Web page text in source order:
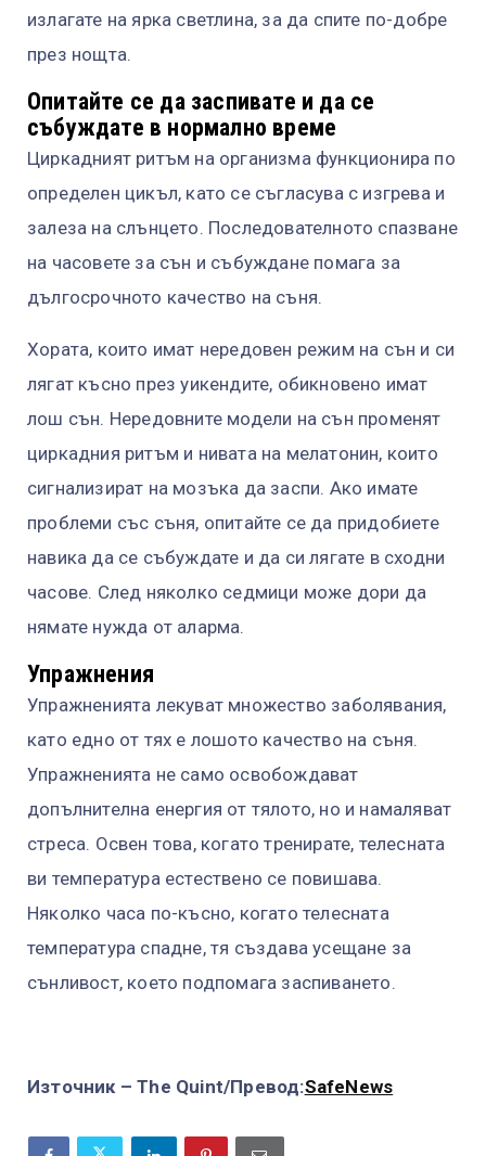
излагате на ярка светлина, за да спите по-добре
през нощта.
Опитайте се да заспивате и да се
събуждате в нормално време
Циркадният ритъм на организма функционира по
определен цикъл, като се съгласува с изгрева и
залеза на слънцето. Последователното спазване
на часовете за сън и събуждане помага за
дългосрочното качество на съня.
Хората, които имат нередовен режим на сън и си
лягат късно през уикендите, обикновено имат
лош сън. Нередовните модели на сън променят
циркадния ритъм и нивата на мелатонин, които
сигнализират на мозъка да заспи. Ако имате
проблеми със съня, опитайте се да придобиете
навика да се събуждате и да си лягате в сходни
часове. След няколко седмици може дори да
нямате нужда от аларма.
Упражнения
Упражненията лекуват множество заболявания,
като едно от тях е лошото качество на съня.
Упражненията не само освобождават
допълнителна енергия от тялото, но и намаляват
стреса. Освен това, когато тренирате, телесната
ви температура естествено се повишава.
Няколко часа по-късно, когато телесната
температура спадне, тя създава усещане за
сънливост, което подпомага заспиването.
Източник – The Quint/Превод:SafeNews